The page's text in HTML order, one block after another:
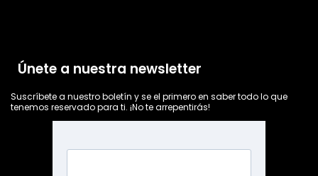
Únete a nuestra newsletter
Suscríbete a nuestro boletín y se el primero en saber todo lo que
tenemos reservado para ti. ¡No te arrepentirás!